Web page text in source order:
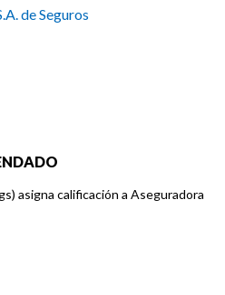
de Seguros
asigna calificación a Aseguradora